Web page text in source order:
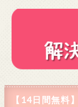
【14日間無料